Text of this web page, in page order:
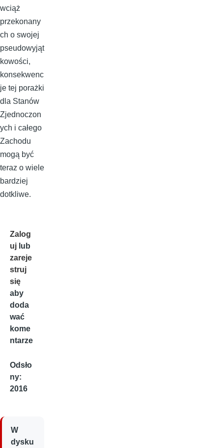
wciąż
przekonany
ch o swojej
pseudowyjąt
kowości,
konsekwenc
je tej porażki
dla Stanów
Zjednoczon
ych i całego
Zachodu
mogą być
teraz o wiele
bardziej
dotkliwe.
Zalog
uj lub
zareje
struj
się
aby
doda
wać
kome
ntarze
Odsło
ny:
2016
W
dysku